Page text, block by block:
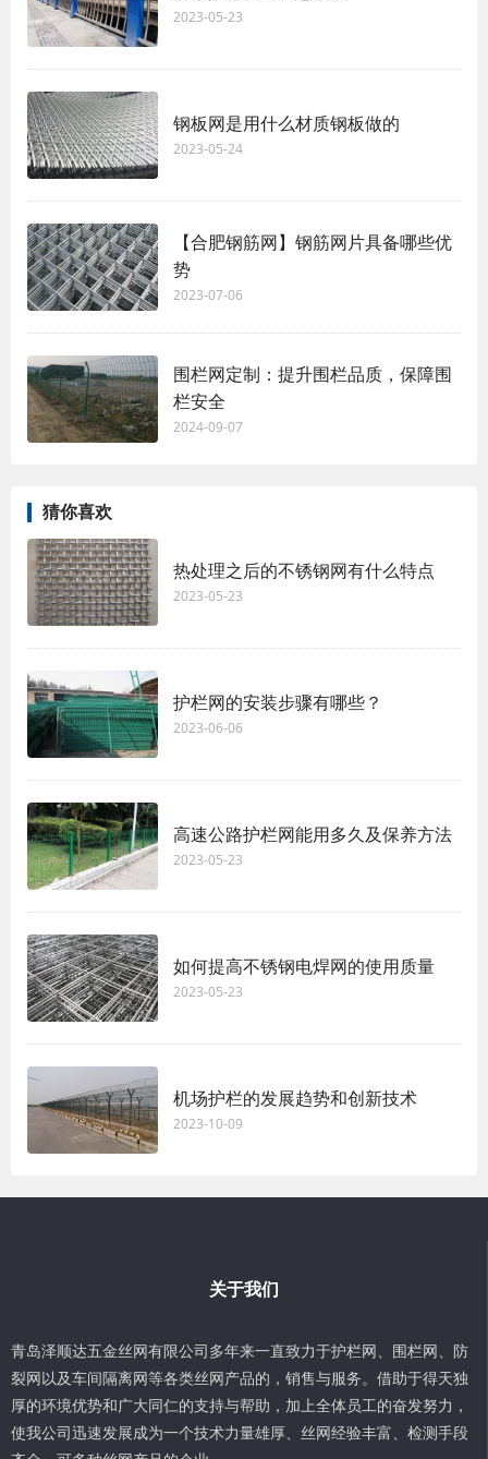
2023-05-23
钢板网是用什么材质钢板做的
2023-05-24
【合肥钢筋网】钢筋网片具备哪些优
势
2023-07-06
围栏网定制：提升围栏品质，保障围
栏安全
2024-09-07
猜你喜欢
热处理之后的不锈钢网有什么特点
2023-05-23
护栏网的安装步骤有哪些？
2023-06-06
高速公路护栏网能用多久及保养方法
2023-05-23
如何提高不锈钢电焊网的使用质量
2023-05-23
机场护栏的发展趋势和创新技术
2023-10-09
关于我们
青岛泽顺达五金丝网有限公司多年来一直致力于护栏网、围栏网、防
裂网以及车间隔离网等各类丝网产品的，销售与服务。借助于得天独
厚的环境优势和广大同仁的支持与帮助，加上全体员工的奋发努力，
使我公司迅速发展成为一个技术力量雄厚、丝网经验丰富、检测手段